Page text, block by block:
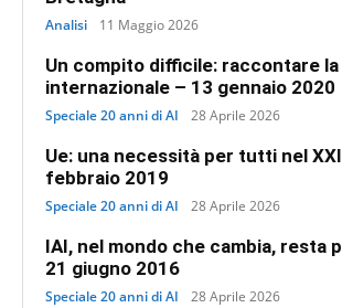
Analisi 11 Maggio 2026
Un compito difficile: raccontare
internazionale – 13 gennaio 2020
Speciale 20 anni di AI 28 Aprile 2026
Ue: una necessità per tutti nel
febbraio 2019
Speciale 20 anni di AI 28 Aprile 2026
IAI, nel mondo che cambia, resta
21 giugno 2016
Speciale 20 anni di AI 28 Aprile 2026